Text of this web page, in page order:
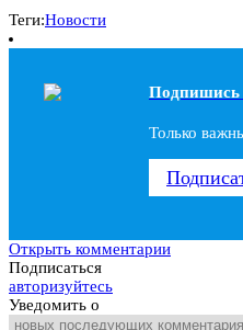
Теги:Новости
Подпишись
Только
Открыть комментарии
Подписаться
авторизуйтесь
Уведомить о